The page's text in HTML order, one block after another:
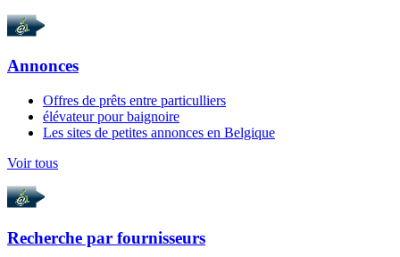
Annonces
Offres de prêts entre particulliers
élévateur pour baignoire
Les sites de petites annonces en Belgique
Voir tous
Recherche par fournisseurs